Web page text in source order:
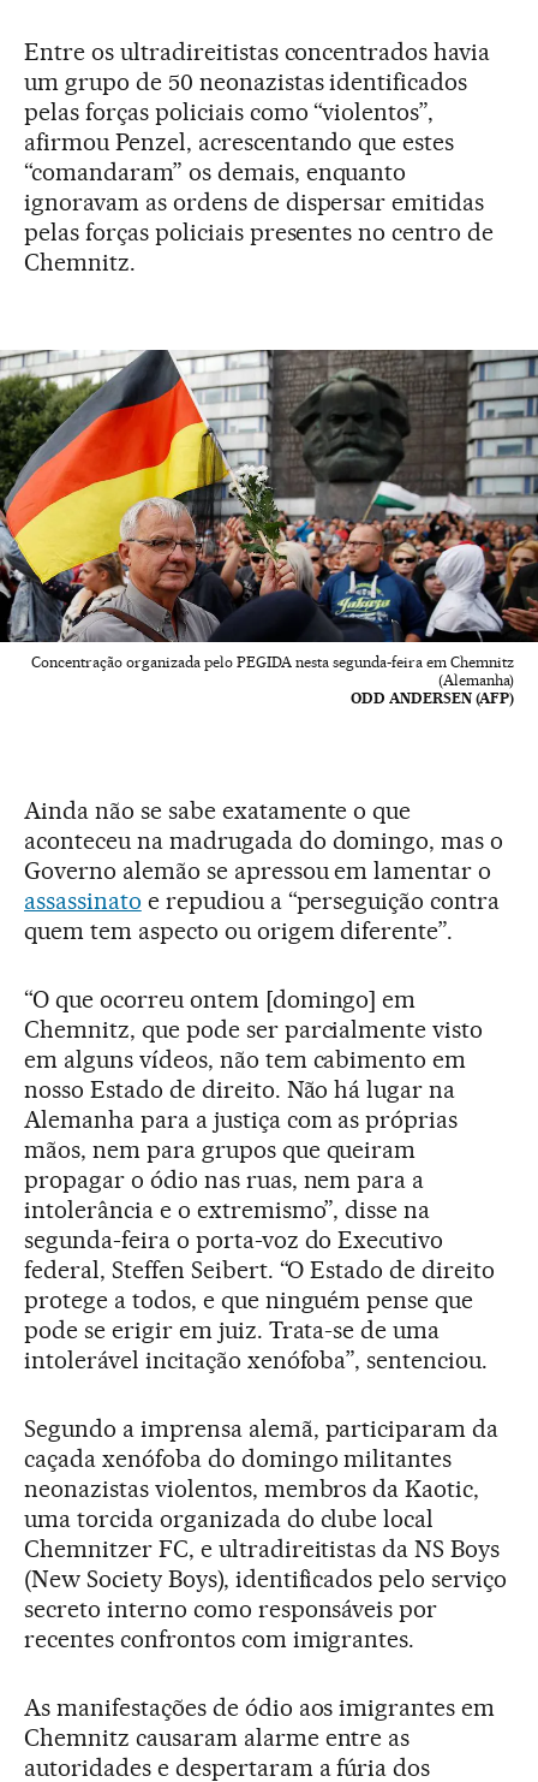
Entre os ultradireitistas concentrados havia
um grupo de 50 neonazistas identificados
pelas forças policiais como “violentos”,
afirmou Penzel, acrescentando que estes
“comandaram” os demais, enquanto
ignoravam as ordens de dispersar emitidas
pelas forças policiais presentes no centro de
Chemnitz.
Concentração organizada pelo PEGIDA nesta segunda-feira em Chemnitz
(Alemanha)
ODD ANDERSEN (AFP)
Ainda não se sabe exatamente o que
aconteceu na madrugada do domingo, mas o
Governo alemão se apressou em lamentar o
assassinato e repudiou a “perseguição contra
quem tem aspecto ou origem diferente”.
“O que ocorreu ontem [domingo] em
Chemnitz, que pode ser parcialmente visto
em alguns vídeos, não tem cabimento em
nosso Estado de direito. Não há lugar na
Alemanha para a justiça com as próprias
mãos, nem para grupos que queiram
propagar o ódio nas ruas, nem para a
intolerância e o extremismo”, disse na
segunda-feira o porta-voz do Executivo
federal, Steffen Seibert. “O Estado de direito
protege a todos, e que ninguém pense que
pode se erigir em juiz. Trata-se de uma
intolerável incitação xenófoba”, sentenciou.
Segundo a imprensa alemã, participaram da
caçada xenófoba do domingo militantes
neonazistas violentos, membros da Kaotic,
uma torcida organizada do clube local
Chemnitzer FC, e ultradireitistas da NS Boys
(New Society Boys), identificados pelo serviço
secreto interno como responsáveis por
recentes confrontos com imigrantes.
As manifestações de ódio aos imigrantes em
Chemnitz causaram alarme entre as
autoridades e despertaram a fúria dos